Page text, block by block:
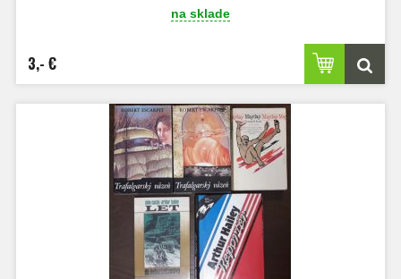
na sklade
3,- €